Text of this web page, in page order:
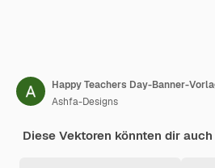
Happy Teachers Day-Banner-
Ashfa-Designs
Diese Vektoren könnten dir